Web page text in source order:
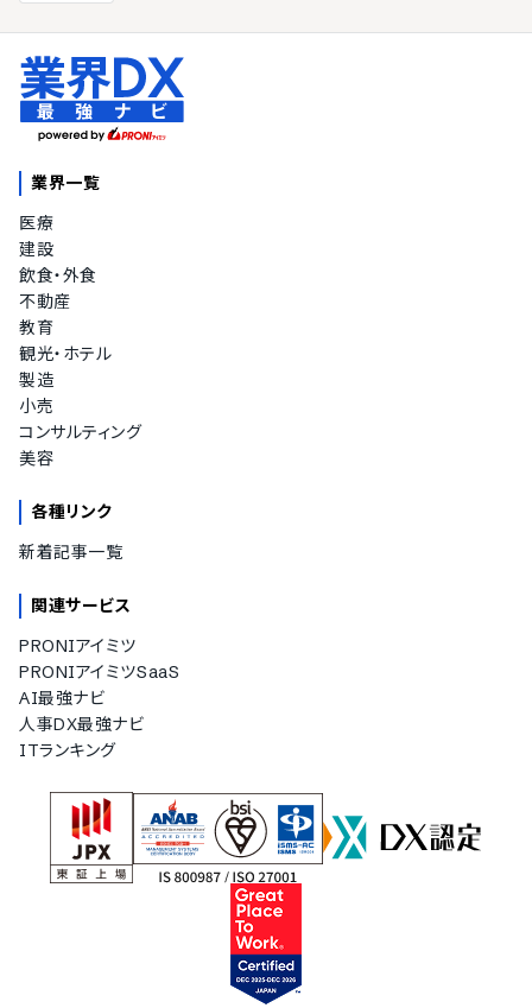
業界一覧
医療
建設
飲食・外食
不動産
教育
観光・ホテル
製造
小売
コンサルティング
美容
各種リンク
新着記事一覧
関連サービス
PRONIアイミツ
PRONIアイミツSaaS
AI最強ナビ
人事DX最強ナビ
ITランキング